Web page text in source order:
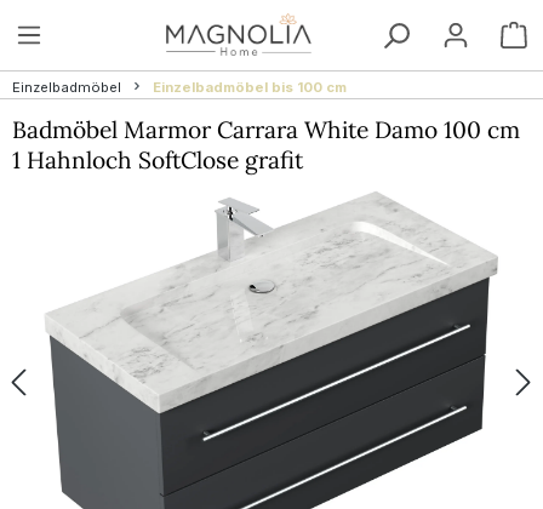
Zum Hauptinhalt springen
Einzelbadmöbel Einzelbadmöbel bis 100 cm
Badmöbel Marmor Carrara White Damo 100 cm
1 Hahnloch SoftClose grafit
Bildergalerie überspringen